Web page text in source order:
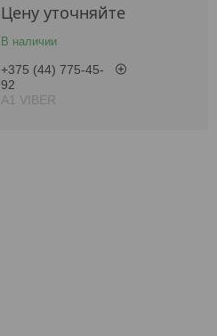
Цену уточняйте
В наличии
+375 (44) 775-45-
92
А1 VIBER